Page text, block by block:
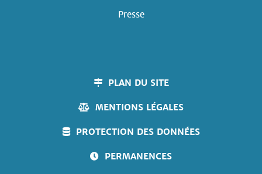
Presse
PLAN DU SITE
MENTIONS LÉGALES
PROTECTION DES DONNÉES
PERMANENCES